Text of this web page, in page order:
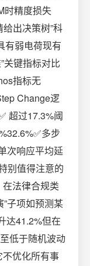
时精度损失
出决策树”科
有弱电荷现有
关键指标对比
指标无
Change逻
超过17.3%阈
多步
次响应平均延
别值得注意的
法律合规类
子项如预测某
达41.2%但在
低于随机波动
优化所有事